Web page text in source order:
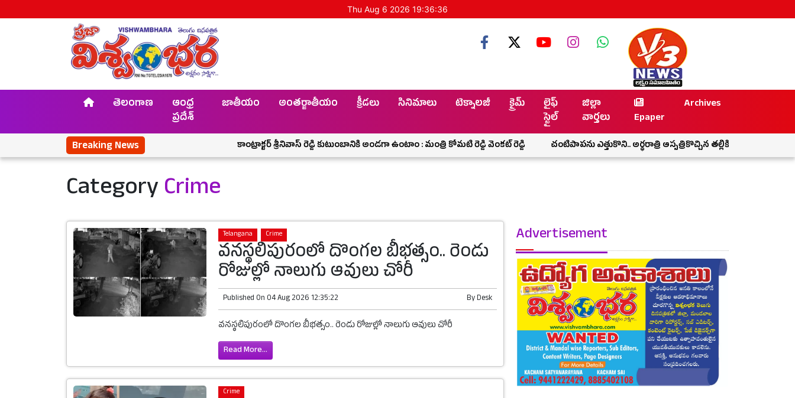
Thu Aug 6 2026 19:36:38
తెలంగాణ
ఆంధ్ర
ప్రదేశ్
జాతీయం అంతర్జాతీయం క్రీడలు సినిమాలు టెక్నాలజీ క్రైమ్
లైఫ్
స్టైల్
జిల్లా
వార్తలు
Epaper
Archives
Breaking News కాంట్రాక్టర్ శ్రీనివాస్ రెడ్డి కుటుంబానికి అండగా ఉంటాం : మంత్రి కోమటి రెడ్డి వెంకట్ రెడ్డి చంటిపాపను ఎత్తుకొని.. అర్ధరాత్రి ఆస్పత్రికొచ్చిన తల్లికి అండగా నిలిచిన జగ్గారెడ్డి
CategoryCrime
Telangana Crime
వనస్థలిపురంలో దొంగల బీభత్సం.. రెండు
రోజుల్లో నాలుగు ఆవులు చోరీ
Published On 04 Aug 2026 12:35:22 ByDesk
వనస్థలిపురంలో దొంగల బీభత్సం.. రెండు రోజుల్లో నాలుగు ఆవులు చోరీ
Read More...
Crime
Advertisement